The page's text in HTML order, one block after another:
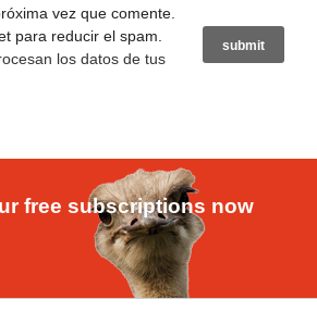
vez que comente.
para reducir el spam.
los datos de tus
free subscriptions now